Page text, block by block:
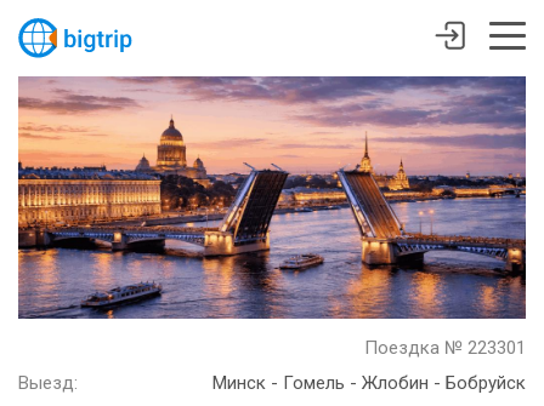
Поездка № 223301
Выезд:
Минск - Гомель - Жлобин - Бобруйск